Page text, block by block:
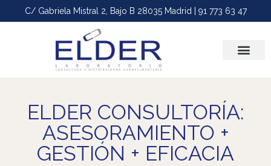
C/ Gabriela Mistral 2, Bajo B 28035 Madrid | 91 773 63 47
ELDER CONSULTORÍA:
ASESORAMIENTO +
GESTIÓN + EFICACIA